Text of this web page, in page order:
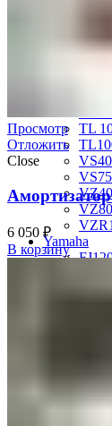
TL
Yamaha
FZ-
Просмотр
Отложить
Close
6 050 ₽
В корзину